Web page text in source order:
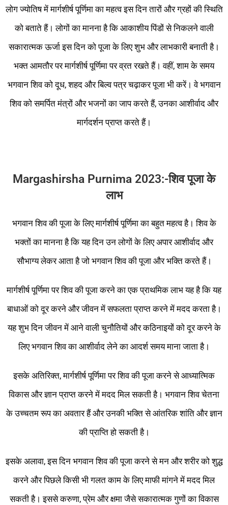
लोग ज्योतिष में मार्गशीर्ष पूर्णिमा का महत्व इस दिन तारों और ग्रहों की स्थिति
को बताते हैं। लोगों का मानना ​​है कि आकाशीय पिंडों से निकलने वाली
सकारात्मक ऊर्जा इस दिन को पूजा के लिए शुभ और लाभकारी बनाती है।
भक्त आमतौर पर मार्गशीर्ष पूर्णिमा पर व्रत रखते हैं। वहीं, शाम के समय
भगवान शिव को दूध, शहद और बिल्व पत्र चढ़ाकर पूजा भी करें। वे भगवान
शिव को समर्पित मंत्रों और भजनों का जाप करते हैं, उनका आशीर्वाद और
मार्गदर्शन प्राप्त करते हैं।
Margashirsha Purnima 2023:-शिव पूजा के
लाभ
भगवान शिव की पूजा के लिए मार्गशीर्ष पूर्णिमा का बहुत महत्व है। शिव के
भक्तों का मानना ​​है कि यह दिन उन लोगों के लिए अपार आशीर्वाद और
सौभाग्य लेकर आता है जो भगवान शिव की पूजा और भक्ति करते हैं।
मार्गशीर्ष पूर्णिमा पर शिव की पूजा करने का एक प्राथमिक लाभ यह है कि यह
बाधाओं को दूर करने और जीवन में सफलता प्राप्त करने में मदद करता है।
यह शुभ दिन जीवन में आने वाली चुनौतियों और कठिनाइयों को दूर करने के
लिए भगवान शिव का आशीर्वाद लेने का आदर्श समय माना जाता है।
इसके अतिरिक्त, मार्गशीर्ष पूर्णिमा पर शिव की पूजा करने से आध्यात्मिक
विकास और ज्ञान प्राप्त करने में मदद मिल सकती है। भगवान शिव चेतना
के उच्चतम रूप का अवतार हैं और उनकी भक्ति से आंतरिक शांति और ज्ञान
की प्राप्ति हो सकती है।
इसके अलावा, इस दिन भगवान शिव की पूजा करने से मन और शरीर को शुद्ध
करने और पिछले किसी भी गलत काम के लिए माफी मांगने में मदद मिल
सकती है। इससे करुणा, प्रेम और क्षमा जैसे सकारात्मक गुणों का विकास